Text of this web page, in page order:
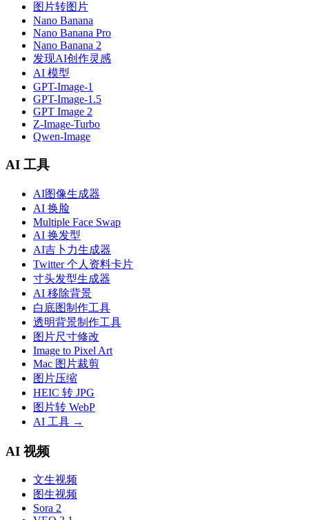
图片转图片
Nano Banana
Nano Banana Pro
Nano Banana 2
发现AI创作灵感
AI 模型
GPT-Image-1
GPT-Image-1.5
GPT Image 2
Z-Image-Turbo
Qwen-Image
AI 工具
AI图像生成器
AI 换脸
Multiple Face Swap
AI 换发型
AI吉卜力生成器
Twitter 个人资料卡片
寸头发型生成器
AI 移除背景
白底图制作工具
透明背景制作工具
图片尺寸修改
Image to Pixel Art
Mac 图片裁剪
图片压缩
HEIC 转 JPG
图片转 WebP
AI 工具 →
AI 视频
文生视频
图生视频
Sora 2